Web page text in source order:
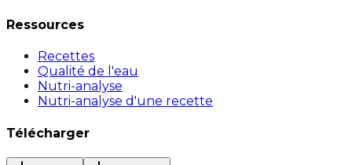
Ressources
Recettes
Qualité de l'eau
Nutri-analyse
Nutri-analyse d'une recette
Télécharger